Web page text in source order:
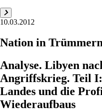
10.03.2012
Nation in Trümmern
Analyse. Libyen
Angriffskrieg. Teil
Landes und die
Wiederaufbaus